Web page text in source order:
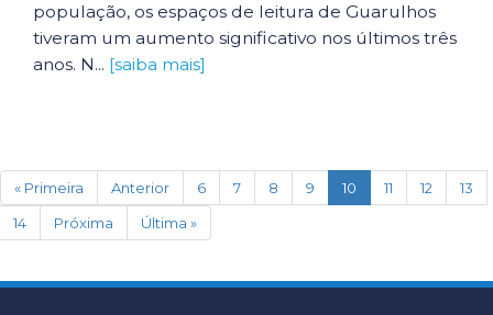
população, os espaços de leitura de Guarulhos
tiveram um aumento significativo nos últimos três
anos. N... [saiba mais]
« Primeira Anterior 6 7 8 9 10 (current)
11 12
13
14
Próxima Última »